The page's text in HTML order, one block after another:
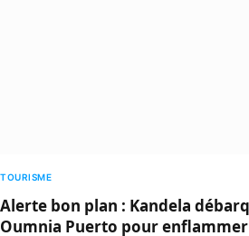
TOURISME
Alerte bon plan : Kandela
Oumnia Puerto pour